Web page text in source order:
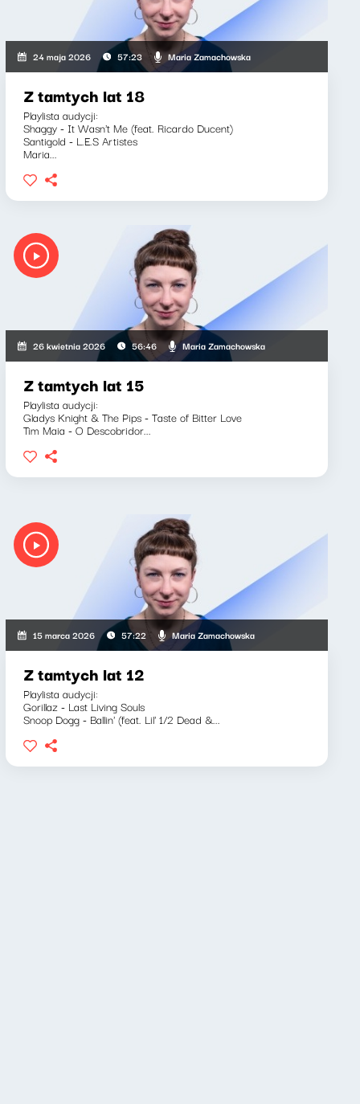
24 maja 2026 57:23 Maria Zamachowska
Z tamtych lat 18
Playlista audycji:
Shaggy - It Wasn't Me (feat. Ricardo Ducent)
Santigold - L.E.S Artistes
Maria...
26 kwietnia 2026 56:46 Maria Zamachowska
Z tamtych lat 15
Playlista audycji:
Gladys Knight & The Pips - Taste of Bitter Love
Tim Maia - O Descobridor...
15 marca 2026 57:22 Maria Zamachowska
Z tamtych lat 12
Playlista audycji:
Gorillaz - Last Living Souls
Snoop Dogg - Ballin' (feat. Lil' 1/2 Dead &...